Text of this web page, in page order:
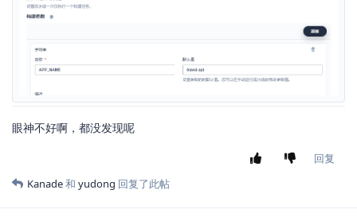
眼神不好啊，都没发现呢
回复
Kanade和 yudong 回复了此帖